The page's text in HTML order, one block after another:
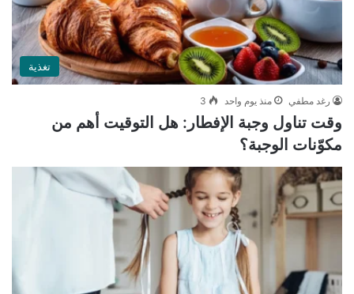
تغذية
رغد مطفي منذ يوم واحد 3
وقت تناول وجبة الإفطار: هل التوقيت أهم من
مكوّنات الوجبة؟